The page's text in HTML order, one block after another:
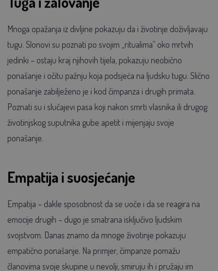
Mnoga opažanja iz divljine pokazuju da i životinje doživljavaju
tugu. Slonovi su poznati po svojim „ritualima“ oko mrtvih
jedinki – ostaju kraj njihovih tijela, pokazuju neobično
ponašanje i očitu pažnju koja podsjeća na ljudsku tugu. Slično
ponašanje zabilježeno je i kod čimpanza i drugih primata.
Poznati su i slučajevi pasa koji nakon smrti vlasnika ili drugog
životinjskog suputnika gube apetit i mijenjaju svoje
ponašanje.
Empatija i suosjećanje
Empatija – dakle sposobnost da se uoče i da se reagira na
emocije drugih – dugo je smatrana isključivo ljudskim
svojstvom. Danas znamo da mnoge životinje pokazuju
empatično ponašanje. Na primjer, čimpanze pomažu
članovima svoje skupine u nevolji, smiruju ih i pružaju im